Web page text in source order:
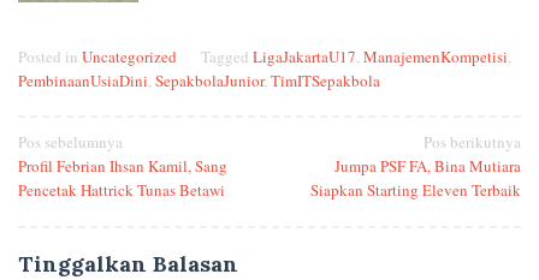
Posted in Uncategorized Tagged LigaJakartaU17, ManajemenKompetisi,
PembinaanUsiaDini, SepakbolaJunior, TimITSepakbola
Navigasi
pos
Pos sebelumnya
Profil Febrian Ihsan Kamil, Sang
Pencetak Hattrick Tunas Betawi
Pos berikutnya
Jumpa PSF FA, Bina Mutiara
Siapkan Starting Eleven Terbaik
Tinggalkan Balasan